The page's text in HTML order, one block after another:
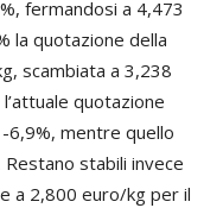
fermandosi a 4,473
la quotazione della
scambiata a 3,238
quotazione
6,9%, mentre quello
stabili invece
a 2,800 euro/kg per il